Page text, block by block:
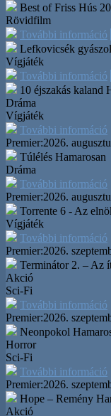
Best of Friss Hús
Rövidfilm
További információ
Lefkovicsék
Vígjáték
További információ
10 éjszakás kaland
Dráma
Vígjáték
További információ
Premier:2026.
Túlélés Hamarosan
Dráma
További információ
Premier:2026.
Torrente 6 - Az
Vígjáték
További információ
Premier:2026.
Terminátor 2. – Az
Akció
Sci-Fi
További információ
Premier:2026.
Neonpokol
Horror
Sci-Fi
További információ
Premier:2026.
Hope – Remény
Akció